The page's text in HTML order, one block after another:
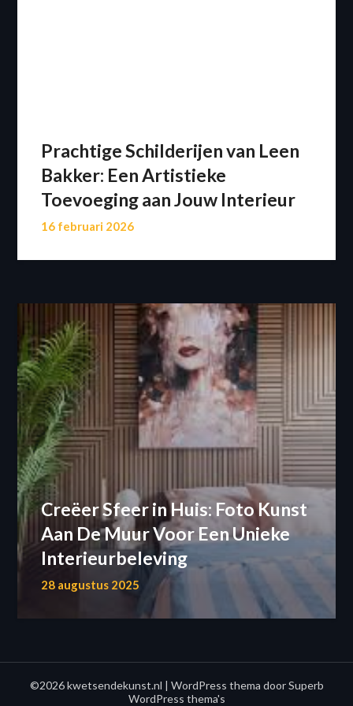
Prachtige Schilderijen van Leen
Bakker: Een Artistieke
Toevoeging aan Jouw Interieur
16 februari 2026
Creëer Sfeer in Huis: Foto Kunst
Aan De Muur Voor Een Unieke
Interieurbeleving
28 augustus 2025
©2026 kwetsendekunst.nl | WordPress thema doorSuperb
WordPress thema's